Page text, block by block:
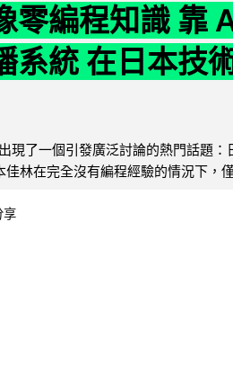
零編程知識 靠
系統 在日本技
現了一個引發廣泛討論的熱門話題：
佳林在完全沒有編程經驗的情況下，
享